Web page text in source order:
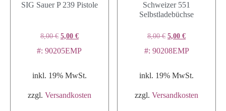
SIG Sauer P 239 Pistole
8,00€ 5,00 €
#: 90205EMP
inkl. 19% MwSt.
zzgl. Versandkosten
Schweizer 551
Selbstladebüchse
8,00€ 5,00€
#: 90208EMP
inkl. 19% MwSt.
zzgl.Versandkosten